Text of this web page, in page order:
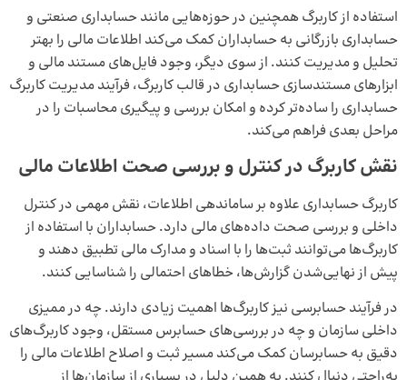
استفاده از کاربرگ همچنین در حوزه‌هایی مانندحسابداری صنعتی و
حسابداری بازرگانی به حسابداران کمک می‌کند اطلاعات مالی را بهتر
تحلیل و مدیریت کنند. از سوی دیگر، وجود فایل‌های مستند مالی و
ابزارهای مستندسازی حسابداری در قالب کاربرگ، فرآیند مدیریت کاربرگ
حسابداری را ساده‌تر کرده و امکان بررسی و پیگیری محاسبات را در
مراحل بعدی فراهم می‌کند.
نقش کاربرگ در کنترل و بررسی صحت اطلاعات مالی
کاربرگ حسابداری علاوه بر ساماندهی اطلاعات، نقش مهمی در کنترل
داخلی و بررسی صحت داده‌های مالی دارد. حسابداران با استفاده از
کاربرگ‌ها می‌توانند ثبت‌ها را با اسناد و مدارک مالی تطبیق دهند و
پیش از نهایی‌شدن گزارش‌ها، خطاهای احتمالی را شناسایی کنند.
در فرآیند حسابرسی نیز کاربرگ‌ها اهمیت زیادی دارند. چه در ممیزی
داخلی سازمان و چه در بررسی‌های حسابرس مستقل، وجود کاربرگ‌های
دقیق به حسابرسان کمک می‌کند مسیر ثبت و اصلاح اطلاعات مالی را